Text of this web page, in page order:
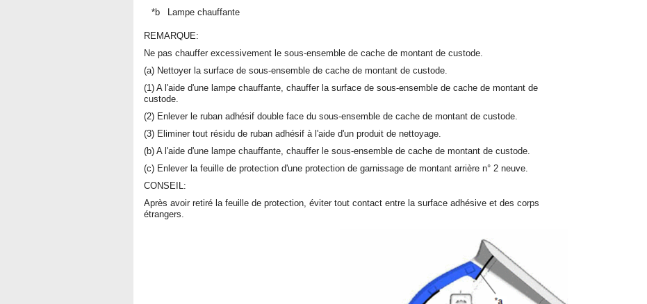
*b Lampe chauffante
REMARQUE:
Ne pas chauffer excessivement le sous-ensemble de cache de montant de custode.
(a) Nettoyer la surface de sous-ensemble de cache de montant de custode.
(1) A l'aide d'une lampe chauffante, chauffer la surface de sous-ensemble de cache de montant de
custode.
(2) Enlever le ruban adhésif double face du sous-ensemble de cache de montant de custode.
(3) Eliminer tout résidu de ruban adhésif à l'aide d'un produit de nettoyage.
(b) A l'aide d'une lampe chauffante, chauffer le sous-ensemble de cache de montant de custode.
(c) Enlever la feuille de protection d'une protection de garnissage de montant arrière n° 2 neuve.
CONSEIL:
Après avoir retiré la feuille de protection, éviter tout contact entre la surface adhésive et des corps
étrangers.